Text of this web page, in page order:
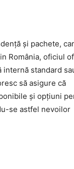
și pachete,
România, oficiul
standard
să asigure că
și opțiuni
se astfel nevoilor